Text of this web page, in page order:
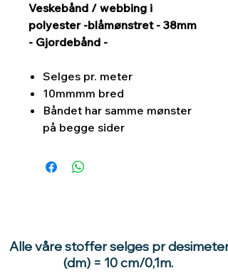
Veskebånd / webbing i
polyester -blåmønstret - 38mm
- Gjordebånd -
Selges pr. meter
10mmmm bred
Båndet har samme mønster
på begge sider
Alle våre stoffer selges pr desimeter
(dm) = 10 cm/0,1m.